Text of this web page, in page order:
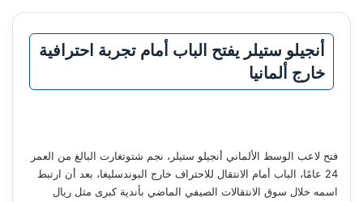
أنجيلو ستيلر يفتح الباب أمام تجربة احترافية
خارج ألمانيا
فتح لاعب الوسط الألماني أنجيلو ستيلر، نجم شتوتغارت البالغ من العمر
24 عامًا، الباب أمام الانتقال للاحتراف خارج البوندسليغا، بعد أن ارتبط
اسمه خلال سوق الانتقالات الصيفي الماضي بأندية كبرى مثل ريال